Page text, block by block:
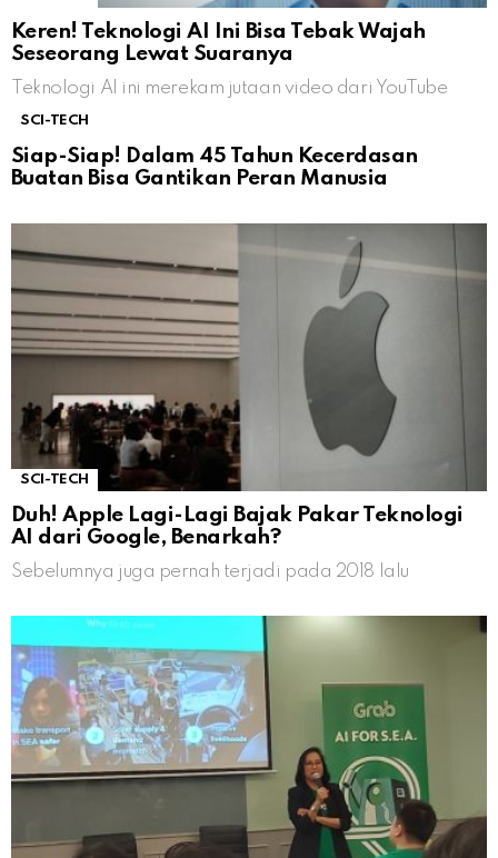
Keren! Teknologi AI Ini Bisa Tebak Wajah
Seseorang Lewat Suaranya
Teknologi AI ini merekam jutaan video dari YouTube
SCI-TECH
Siap-Siap! Dalam 45 Tahun Kecerdasan
Buatan Bisa Gantikan Peran Manusia
SCI-TECH
Duh! Apple Lagi-Lagi Bajak Pakar Teknologi
AI dari Google, Benarkah?
Sebelumnya juga pernah terjadi pada 2018 lalu